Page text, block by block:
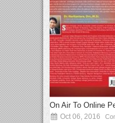
On Air To Online
Oct 06, 2016